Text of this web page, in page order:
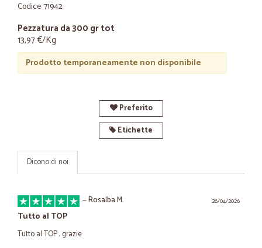
Codice: 71942
Pezzatura da 300 gr tot
13,97 €/Kg
Prodotto temporaneamente non disponibile
Preferito
Etichette
Dicono di noi
28/04/2026
—Rosalba M.
Tutto al TOP
Tutto al TOP , grazie